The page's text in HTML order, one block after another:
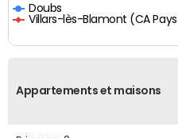
Doubs
Villars-lès-Blamont (CA
Appartements et maisons